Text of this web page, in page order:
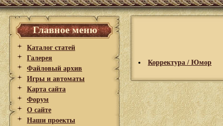
Главное меню
Каталог статей
Галерея
Файловый архив
Игры и автоматы
Карта сайта
Форум
О сайте
Наши проекты
Корректура / Юмор